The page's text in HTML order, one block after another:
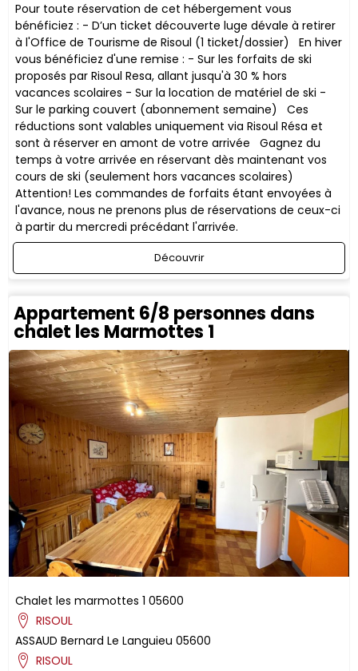
Pour toute réservation de cet hébergement vous
bénéficiez : - D’un ticket découverte luge dévale à retirer
à l'Office de Tourisme de Risoul (1 ticket/dossier) En hiver
vous bénéficiez d'une remise : - Sur les forfaits de ski
proposés par Risoul Resa, allant jusqu'à 30 % hors
vacances scolaires - Sur la location de matériel de ski -
Sur le parking couvert (abonnement semaine) ​Ces
réductions sont valables uniquement via Risoul Résa et
sont à réserver en amont de votre arrivée Gagnez du
temps à votre arrivée en réservant dès maintenant vos
cours de ski (seulement hors vacances scolaires)
Attention! Les commandes de forfaits étant envoyées à
l'avance, nous ne prenons plus de réservations de ceux-ci
à partir du mercredi précédant l'arrivée.
Découvrir
Appartement 6/8 personnes dans
chalet les Marmottes 1
Chalet les marmottes 1 05600
RISOUL
ASSAUD Bernard Le Languieu 05600
RISOUL